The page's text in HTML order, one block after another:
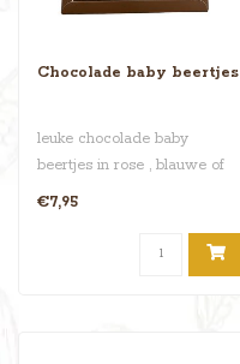
Chocolade baby beertjes
leuke chocolade baby
beertjes in rose , blauwe of
gemengde uitvoering . alleen
€7,95